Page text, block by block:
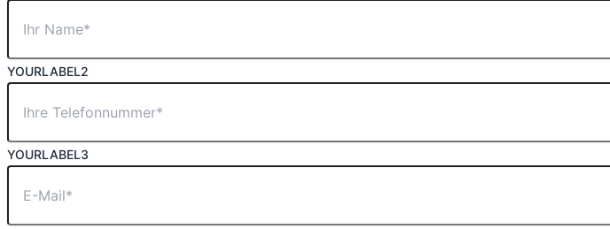
YOURLABEL2
YOURLABEL3